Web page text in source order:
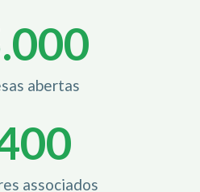
abertas
associados